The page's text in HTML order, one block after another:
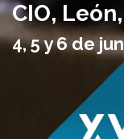
CIO,
4, 5 y 6 de